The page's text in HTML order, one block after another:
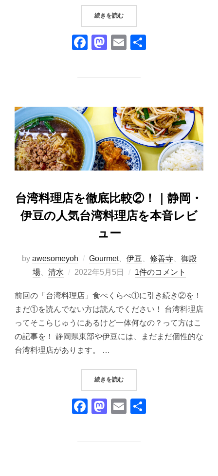
続きを読む“『中華料理 朋友（ぽんゆう）』
F
c
b
o
o
k
M
st
d
o
n
E
ail
台湾料理店を徹底比較②！｜静岡・
伊豆の人気台湾料理店を本音レビ
ュー
by awesomeyoh Gourmet、 伊豆 修善寺、 御殿
場、 清水
投
日:
2022年5月5日 1件のコメント
前回の「台湾料理店」食べくらべ①に引き続き②を！
まだ①を読んでない方は読んでください！ 台湾料理店
ってそこらじゅうにあるけど一体何なの？って方はこ
の記事を！ 静岡県東部や伊豆には、まだまだ個性的な
台湾料理店があります。 …
続きを読む“台湾料理店を徹底比較②！｜静岡
F
c
M
st
E
ail